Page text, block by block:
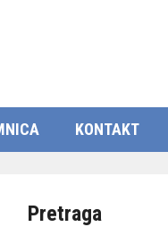
KONTAKT
Pretraga